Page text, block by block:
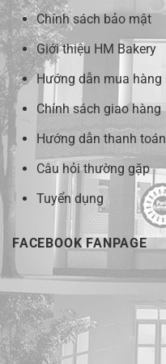
Chính sách bảo mật
Giới thiệu HM Bakery
Hướng dẫn mua hàng
Chính sách giao hàng
Hướng dẫn thanh toán
Câu hỏi thường gặp
Tuyển dụng
FACEBOOK FANPAGE